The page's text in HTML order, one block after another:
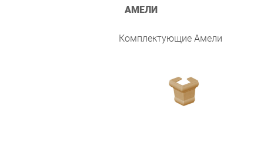
АМЕЛИ
Комплектующие Амели